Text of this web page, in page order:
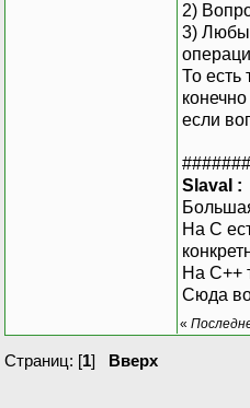
2)
3)
То есть
если
SlavaI :
На С
На С++
Сюда
«
Страниц: [1] Вверх